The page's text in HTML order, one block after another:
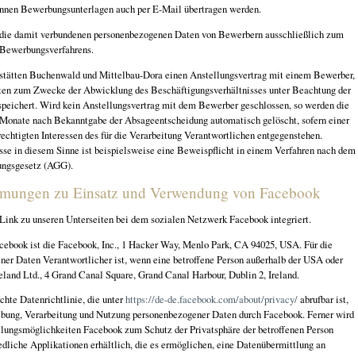
Bewerbungsunterlagen auch per E-Mail übertragen werden.
damit verbundenen personenbezogenen Daten von Bewerbern ausschließlich zum
Buchenwald und Mittelbau-Dora einen Anstellungsvertrag mit einem Bewerber,
zum Zwecke der Abwicklung des Beschäftigungsverhältnisses unter Beachtung der
Wird kein Anstellungsvertrag mit dem Bewerber geschlossen, so werden die
nach Bekanntgabe der Absageentscheidung automatisch gelöscht, sofern einer
Interessen des für die Verarbeitung Verantwortlichen entgegenstehen.
in diesem Sinne ist beispielsweise eine Beweispflicht in einem Verfahren nach dem
(AGG).
zu Einsatz und Verwendung von Facebook
zu unseren Unterseiten bei dem sozialen Netzwerk Facebook integriert.
ist die Facebook, Inc., 1 Hacker Way, Menlo Park, CA 94025, USA. Für die
Daten Verantwortlicher ist, wenn eine betroffene Person außerhalb der USA oder
Ltd., 4 Grand Canal Square, Grand Canal Harbour, Dublin 2, Ireland.
Datenrichtlinie, die unterhttps://de-de.facebook.com/about/privacy/abrufbar ist,
Verarbeitung und Nutzung personenbezogener Daten durch Facebook. Ferner wird
Facebook zum Schutz der Privatsphäre der betroffenen Person
Applikationen erhältlich, die es ermöglichen, eine Datenübermittlung an